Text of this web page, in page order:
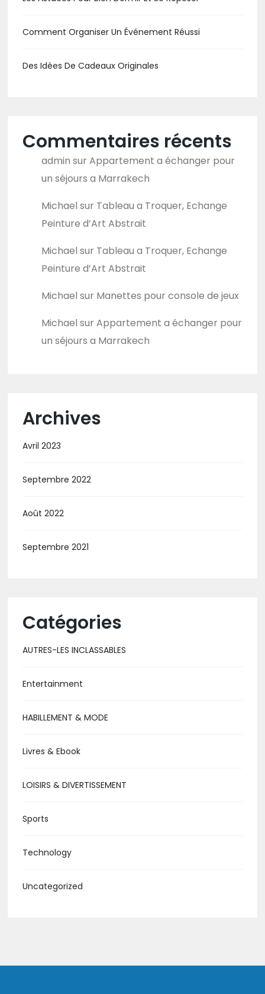
Comment Organiser Un Événement Réussi
Des Idées De Cadeaux Originales
Commentaires récents
admin sur Appartement a échanger pour
un séjours a Marrakech
Michael sur Tableau a Troquer, Echange
Peinture d’Art Abstrait
Michael sur Tableau a Troquer, Echange
Peinture d’Art Abstrait
Michael sur Manettes pour console de jeux
Michael sur Appartement a échanger pour
un séjours a Marrakech
Archives
Avril 2023
Septembre 2022
Août 2022
Septembre 2021
Catégories
AUTRES-LES INCLASSABLES
Entertainment
HABILLEMENT & MODE
Livres & Ebook
LOISIRS & DIVERTISSEMENT
Sports
Technology
Uncategorized